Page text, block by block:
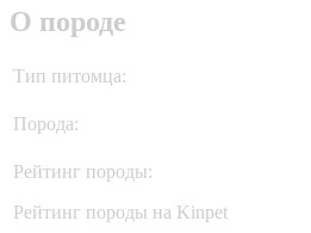
О породе
Тип питомца:
Порода:
Рейтинг породы:
Рейтинг породы на Kinpet